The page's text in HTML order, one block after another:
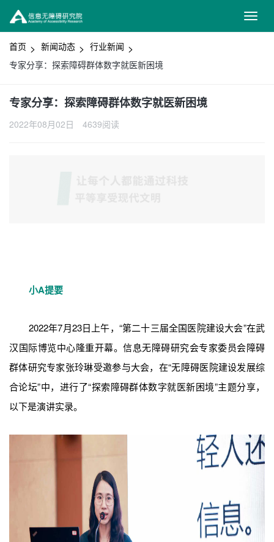
首页 新闻动态
行业新闻
专家分享：探索障碍群体数字就医新困境
专家分享：探索障碍群体数字就医新困境
2022年08月02日 4639阅读
小A提要
2022年7月23日上午，“第二十三届全国医院建设大会”在武
汉国际博览中心隆重开幕。信息无障碍研究会专家委员会障碍
群体研究专家张玲琳受邀参与大会，在“无障碍医院建设发展综
合论坛”中，进行了“探索障碍群体数字就医新困境”主题分享，
以下是演讲实录。